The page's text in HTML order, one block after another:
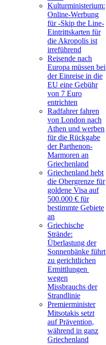
Kulturministerium:
Online-Werbung
für -Skip the Line-
Eintrittskarten für
die Akropolis ist
irreführend
Reisende nach
Europa müssen bei
der Einreise in die
EU eine Gebühr
von 7 Euro
entrichten
Radfahrer fahren
von London nach
Athen und werben
für die Rückgabe
der Parthenon-
Marmoren an
Griechenland
Griechenland hebt
die Obergrenze für
goldene Visa auf
500.000 € für
bestimmte Gebiete
an
Griechische
Strände:
Überlastung der
Sonnenbänke führt
zu gerichtlichen
Ermittlungen
wegen
Missbrauchs der
Strandlinie
Premierminister
Mitsotakis setzt
auf Prävention,
während in ganz
Griechenland